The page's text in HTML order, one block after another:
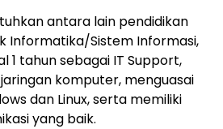
antara lain pendidikan
Informatika/Sistem Informasi,
1 tahun sebagai IT Support,
komputer, menguasai
dan Linux, serta memiliki
yang baik.